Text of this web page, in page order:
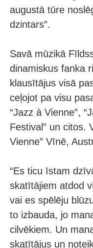
augustā tūre
dzintars”.
Savā mūzikā
dinamiskus fanka
klausītājus visā
ceļojot pa visu
“Jazz à Vienne”,
Festival” un citos.
Vienne” Vīnē,
“Es ticu īstam
skatītājiem atdod
vai es spēlēju
to izbauda, jo
cilvēkiem. Un
skatītājus un